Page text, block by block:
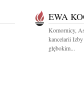
EWA
Komornicy,
kancelarii
głębokim...